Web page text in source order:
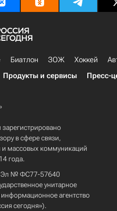
Биатлон ЗОЖ Хоккей
Продукты и сервисы Пресс-
в сфере связи,
массовых коммуникаций
года.
Эл № ФС77-57640
унитарное
агентство
сегодня»).